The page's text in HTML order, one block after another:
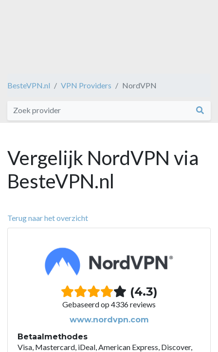
BesteVPN.nl VPN Providers NordVPN
Vergelijk NordVPN via
BesteVPN.nl
Terug naar het overzicht
(4.3)
Gebaseerd op 4336 reviews
www.nordvpn.com
Betaalmethodes
Visa, Mastercard, iDeal, American Express, Discover,